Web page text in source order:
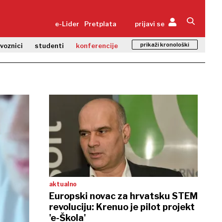
e-Lider Pretplata prijavi se
studenti konferencije prikaži kronološki
aktualno
Europski novac za hrvatsku STEM
revoluciju: Krenuo je pilot projekt
'e-Škola'